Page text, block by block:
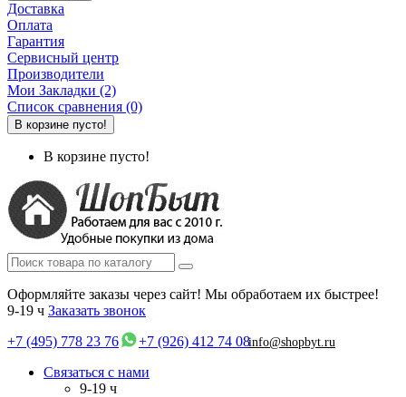
Доставка
Оплата
Гарантия
Сервисный центр
Производители
Мои Закладки (2)
Список сравнения (0)
В корзине пусто!
В корзине пусто!
Оформляйте заказы через сайт! Мы обработаем их быстрее!
9-19 ч Заказать звонок
+7 (495) 778 23 76
+7 (926) 412 74 08info@shopbyt.ru
Связаться с нами
9-19 ч